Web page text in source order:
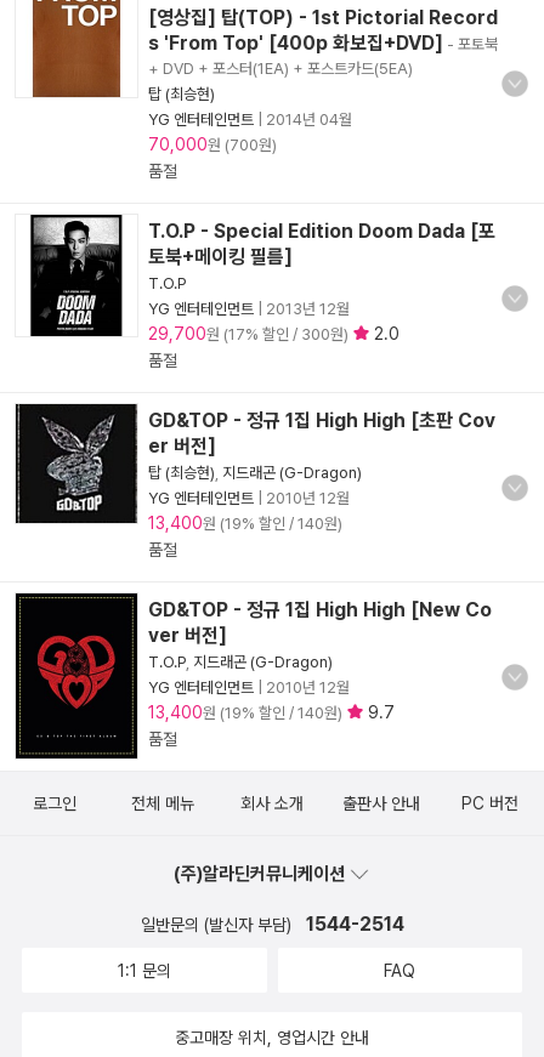
[영상집] 탑(TOP) - 1st Pictorial Record
s 'From Top' [400p 화보집+DVD] - 포토북
+ DVD + 포스터(1EA) + 포스트카드(5EA)
탑 (최승현)
YG 엔터테인먼트
2014년 04월
70,000원 (700원)
품절
T.O.P - Special Edition Doom Dada [포
토북+메이킹 필름]
T.O.P
YG 엔터테인먼트
2013년 12월
29,700원 (17% 할인 / 300원)
2.0
품절
GD&TOP - 정규 1집 High High [초판 Cov
er 버전]
탑 (최승현) 지드래곤 (G-Dragon)
YG 엔터테인먼트
2010년 12월
13,400원 (19% 할인 / 140원)
품절
GD&TOP - 정규 1집 High High [New Co
ver 버전]
T.O.P 지드래곤 (G-Dragon)
YG 엔터테인먼트
2010년 12월
13,400원 (19% 할인 / 140원)
9.7
품절
로그인 전체 메뉴 회사 소개 출판사 안내 PC 버전
(주)알라딘커뮤니케이션
일반문의 (발신자 부담) 1544-2514
1:1 문의 FAQ
중고매장 위치, 영업시간 안내